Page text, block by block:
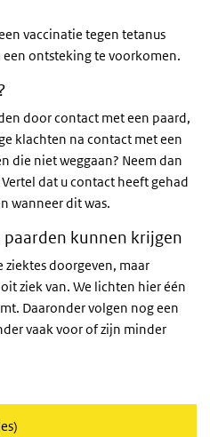
vaccinatie tegen tetanus
ontsteking te voorkomen.
door contact met een paard,
klachten na contact met een
die niet weggaan? Neem dan
dat u contact heeft gehad
wanneer dit was.
kunnen krijgen
doorgeven, maar
ziek van. We lichten hier één
Daaronder volgen nog een
vaak voor of zijn minder